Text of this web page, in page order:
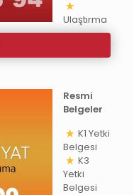
Ulaştırma
Resmi
Belgeler
K1 Yetki
Belgesi
K3
Yetki
Belgesi